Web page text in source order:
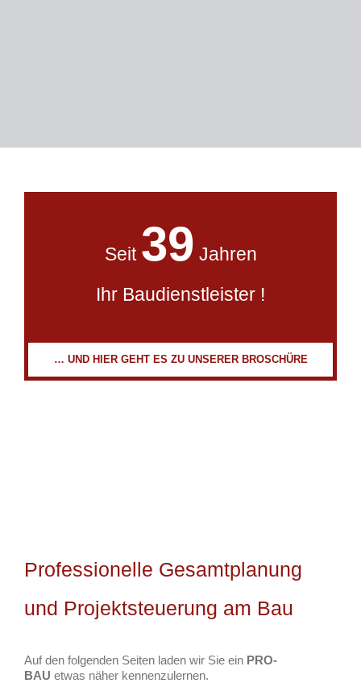
Seit 39 Jahren
Ihr Baudienstleister !
… UND HIER GEHT ES ZU UNSERER BROSCHÜRE
Professionelle Gesamtplanung
und Projektsteuerung am Bau
Auf den folgenden Seiten laden wir Sie ein PRO-
BAU etwas näher kennenzulernen.